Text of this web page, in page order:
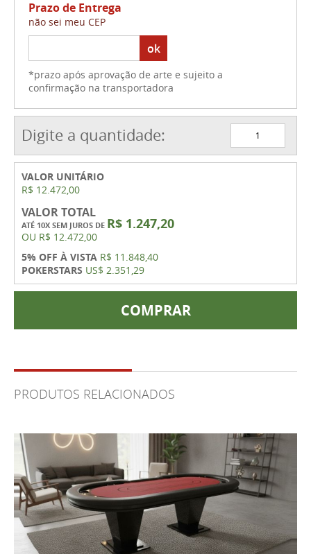
Prazo de Entrega
não sei meu CEP
ok
*prazo após aprovação de arte e sujeito a
confirmação na transportadora
Digite a quantidade:
VALOR UNITÁRIO
R$ 12.472,00
VALOR TOTAL
ATÉ 10X SEM JUROS DE R$ 1.247,20
OU R$ 12.472,00
5% OFF À VISTA R$ 11.848,40
POKERSTARS US$ 2.351,29
COMPRAR
PRODUTOS RELACIONADOS